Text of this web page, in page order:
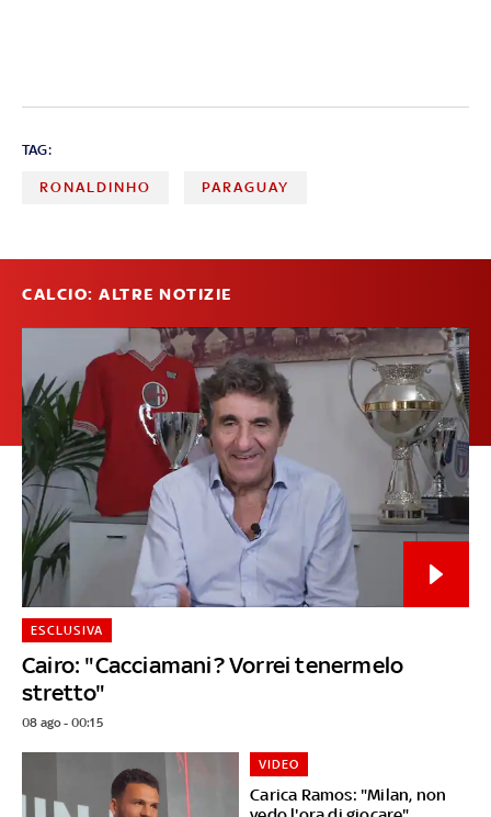
TAG:
RONALDINHO PARAGUAY
CALCIO: ALTRE NOTIZIE
Cairo: "Cacciamani? Vorrei tenermelo
stretto"
ESCLUSIVA
08 ago - 00:15
Carica Ramos: "Milan, non
VIDEO